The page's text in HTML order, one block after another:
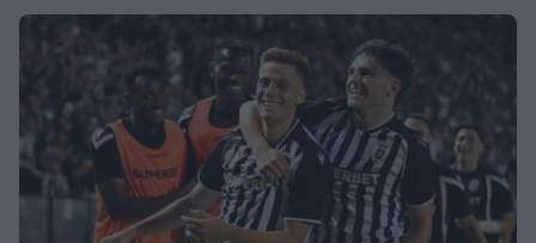
Σβιτάιλο – Η ακτινογραφία & το
μήνυμα: «Θα σηκωθώ πιο δυνατός»
SHOWBIZ
Βαρύ πένθος για τη συνεργάτιδα της
Καινούργιου, Μαρία Βλάχου – Το
μήνυμα της παρουσιάστριας